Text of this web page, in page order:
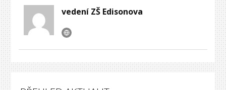
vedení ZŠ Edisonova